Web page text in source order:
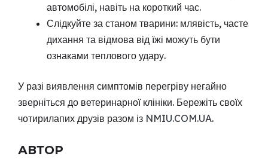
автомобілі, навіть на короткий час.
Слідкуйте за станом тварини: млявість, часте
дихання та відмова від їжі можуть бути
ознаками теплового удару.
У разі виявлення симптомів перегріву негайно
зверніться до ветеринарної клініки. Бережіть своїх
чотирилапих друзів разом із NMIU.COM.UA.
АВТОР